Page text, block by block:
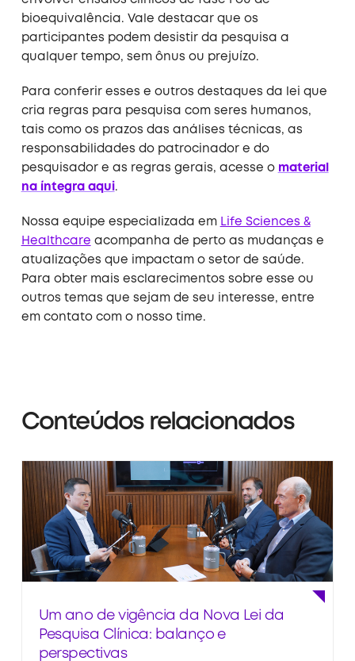
bioequivalência. Vale destacar que os
participantes podem desistir da pesquisa a
qualquer tempo, sem ônus ou prejuízo.
Para conferir esses e outros destaques da lei que
cria regras para pesquisa com seres humanos,
tais como os prazos das análises técnicas, as
responsabilidades do patrocinador e do
pesquisador e as regras gerais, acesse o material
na íntegra aqui .
Nossa equipe especializada em Life Sciences &
Healthcare acompanha de perto as mudanças e
atualizações que impactam o setor de saúde.
Para obter mais esclarecimentos sobre esse ou
outros temas que sejam de seu interesse, entre
em contato com o nosso time.
Conteúdos relacionados
Um ano de vigência da Nova Lei da
Pesquisa Clínica: balanço e
perspectivas